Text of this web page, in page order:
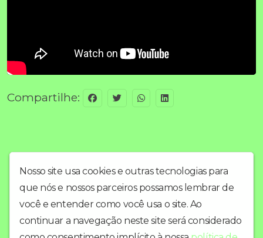
Compartilhe:
Nosso site usa cookies e outras tecnologias para
que nós e nossos parceiros possamos lembrar de
você e entender como você usa o site. Ao
continuar a navegação neste site será considerado